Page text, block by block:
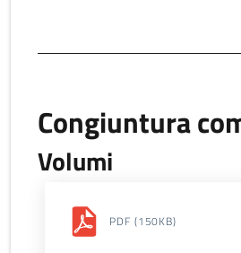
Congiuntura
Volumi
PDF (150KB)